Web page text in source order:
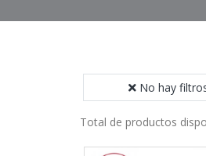
No hay
Total de productos